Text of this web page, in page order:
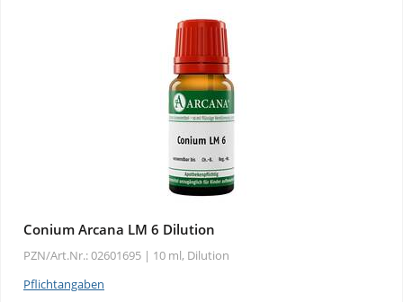
Conium Arcana LM 6 Dilution
PZN/Art.Nr.: 02601695 | 10 ml, Dilution
Pflichtangaben